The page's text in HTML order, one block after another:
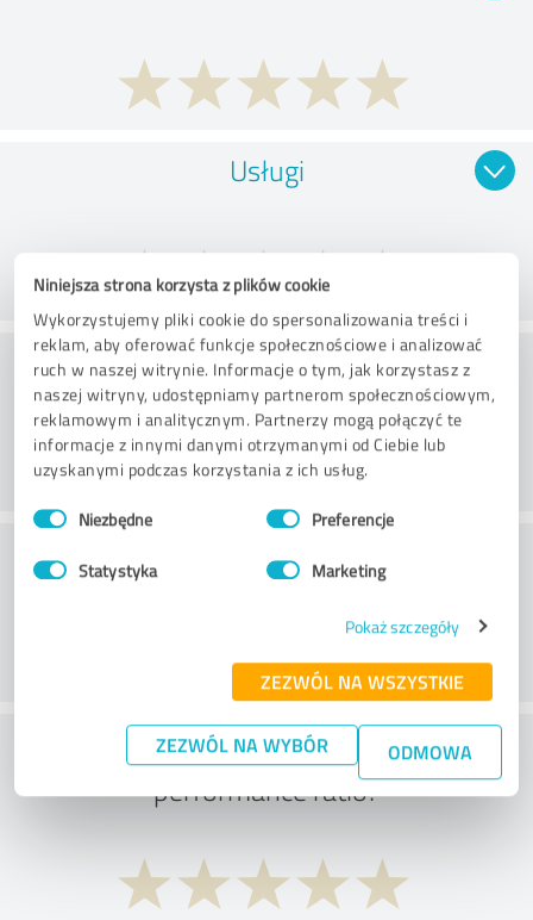
Niniejsza strona korzysta z plików cookie
Wykorzystujemy pliki cookie do spersonalizowania treści i
reklam, aby oferować funkcje społecznościowe i analizować
ruch w naszej witrynie. Informacje o tym, jak korzystasz z
naszej witryny, udostępniamy partnerom społecznościowym,
reklamowym i analitycznym. Partnerzy mogą połączyć te
informacje z innymi danymi otrzymanymi od Ciebie lub
uzyskanymi podczas korzystania z ich usług.
Wybór
zgody Niezbędne Preferencje
Statystyka Marketing
Pokaż szczegóły
ZEZWÓL NA WSZYSTKIE
ZEZWÓL NA WYBÓR ODMOWA
Usługi
Processing
Obsługa klienta
What do you think of the price to
performance ratio?